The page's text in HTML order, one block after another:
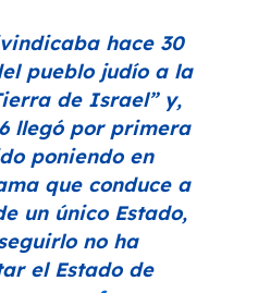
hace 30
pueblo judío a la
de Israel”y,
llegó por primera
poniendo en
que conduce a
un único Estado,
no ha
el Estado de